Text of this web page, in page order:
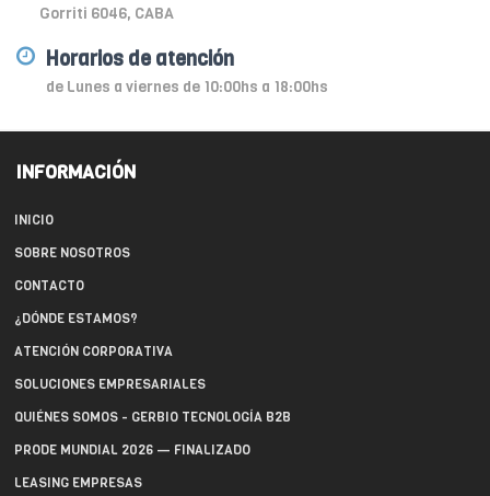
Gorriti 6046, CABA
Horarios de atención
de Lunes a viernes de 10:00hs a 18:00hs
INFORMACIÓN
INICIO
SOBRE NOSOTROS
CONTACTO
¿DÓNDE ESTAMOS?
ATENCIÓN CORPORATIVA
SOLUCIONES EMPRESARIALES
QUIÉNES SOMOS - GERBIO TECNOLOGÍA B2B
PRODE MUNDIAL 2026 — FINALIZADO
LEASING EMPRESAS